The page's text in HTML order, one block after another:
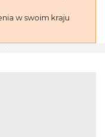
w swoim kraju